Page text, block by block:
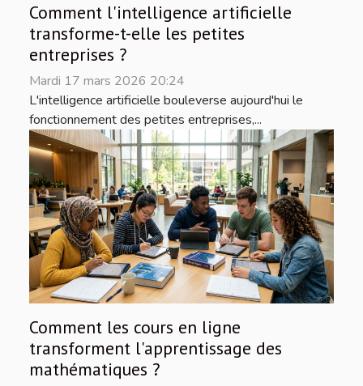
Comment l'intelligence artificielle
transforme-t-elle les petites
entreprises ?
Mardi 17 mars 2026 20:24
L'intelligence artificielle bouleverse aujourd'hui le
fonctionnement des petites entreprises,...
Comment les cours en ligne
transforment l'apprentissage des
mathématiques ?